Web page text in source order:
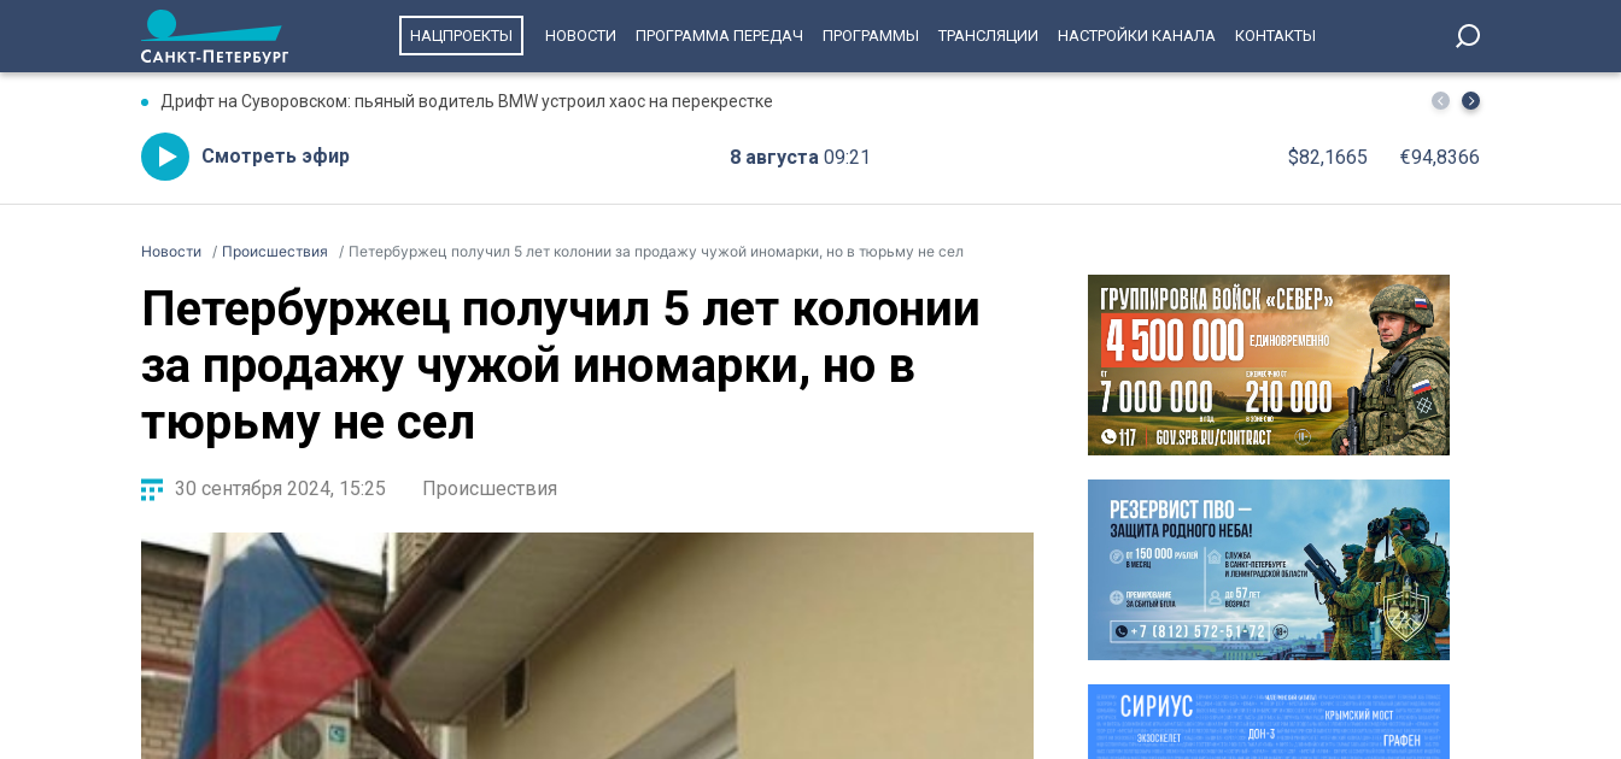
НАЦПРОЕКТЫ НОВОСТИ ПРОГРАММА ПЕРЕДАЧ ПРОГРАММЫ ТРАНСЛЯЦИИ НАСТРОЙКИ КАНАЛА КОНТАКТЫ
Дрифт на Суворовском: пьяный водитель BMW устроил хаос на перекрестке Температура в Петербурге рухнет ниже нормы на 3
Смотреть эфир 8 августа 09:21 $82,1665 €94,8366
Новости Происшествия Петербуржец получил 5 лет колонии за продажу чужой иномарки, но в тюрьму не сел
Петербуржец получил 5 лет колонии
за продажу чужой иномарки, но в
тюрьму не сел
30 сентября 2024, 15:25 Происшествия